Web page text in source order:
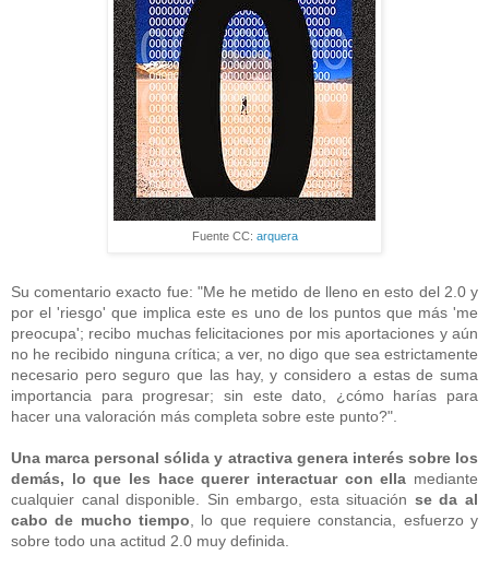
Fuente CC: arquera
Su comentario exacto fue: "Me he metido de lleno en esto del 2.0 y
por el 'riesgo' que implica este es uno de los puntos que más 'me
preocupa'; recibo muchas felicitaciones por mis aportaciones y aún
no he recibido ninguna crítica; a ver, no digo que sea estrictamente
necesario pero seguro que las hay, y considero a estas de suma
importancia para progresar; sin este dato, ¿cómo harías para
hacer una valoración más completa sobre este punto?".
Una marca personal sólida y atractiva genera interés sobre los
demás, lo que les hace querer interactuar con ella mediante
cualquier canal disponible. Sin embargo, esta situación se da al
cabo de mucho tiempo, lo que requiere constancia, esfuerzo y
sobre todo una actitud 2.0 muy definida.